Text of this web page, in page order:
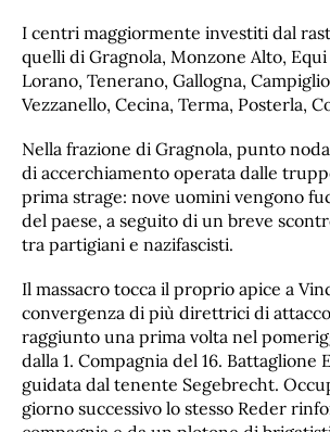
I centri maggiormente investiti dal
quelli di Gragnola, Monzone Alto,
Lorano, Tenerano, Gallogna,
Vezzanello, Cecina, Terma, Posterla,
Nella frazione di Gragnola, punto
di accerchiamento operata dalle
prima strage: nove uomini vengono
del paese, a seguito di un breve
tra partigiani e nazifascisti.
Il massacro tocca il proprio apice a
convergenza di più direttrici di
raggiunto una prima volta nel
dalla 1. Compagnia del 16. Battaglione
guidata dal tenente Segebrecht.
giorno successivo lo stesso Reder